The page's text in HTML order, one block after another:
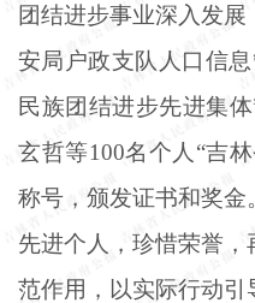
团结进步事业深入发
安局户政支队人口信
民族团结进步先进集
玄哲等100名个人“吉
称号，颁发证书和奖
先进个人，珍惜荣誉
范作用，以实际行动